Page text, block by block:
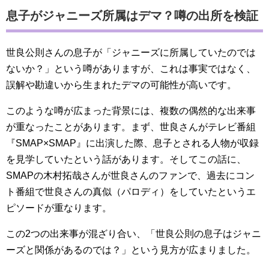
息子がジャニーズ所属はデマ？噂の出所を検証
世良公則さんの息子が「ジャニーズに所属していたのでは
ないか？」という噂がありますが、これは事実ではなく、
誤解や勘違いから生まれたデマの可能性が高いです。
このような噂が広まった背景には、複数の偶然的な出来事
が重なったことがあります。まず、世良さんがテレビ番組
『SMAP×SMAP』に出演した際、息子とされる人物が収録
を見学していたという話があります。そしてこの話に、
SMAPの木村拓哉さんが世良さんのファンで、過去にコン
ト番組で世良さんの真似（パロディ）をしていたというエ
ピソードが重なります。
この2つの出来事が混ざり合い、「世良公則の息子はジャニ
ーズと関係があるのでは？」という見方が広まりました。